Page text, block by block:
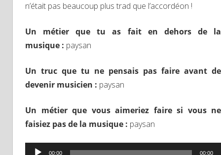
n’était pas beaucoup plus trad que l’accordéon !
Un métier que tu as fait en dehors de la
musique : paysan
Un truc que tu ne pensais pas faire avant de
devenir musicien : paysan
Un métier que vous aimeriez faire si vous ne
faisiez pas de la musique : paysan
Lecteur00:00 00:00